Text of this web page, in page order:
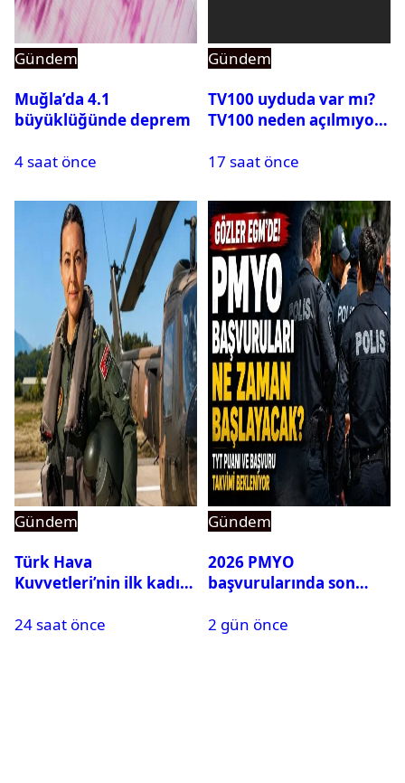
Gündem
Muğla’da 4.1
büyüklüğünde deprem
4 saat önce
Gündem
TV100 uyduda var mı?
TV100 neden açılmıyor?
17 saat önce
Gündem
Türk Hava
Kuvvetleri’nin ilk kadın
Karapınar hakkında
24 saat önce
Gündem
2026 PMYO
başvurularında son
2 gün önce